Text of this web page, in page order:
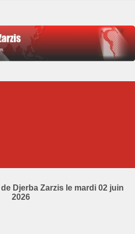
Djerba Zarzis le mardi 02 juin
2026